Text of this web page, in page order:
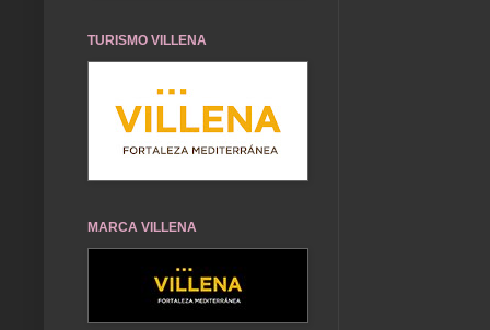
TURISMO VILLENA
MARCA VILLENA